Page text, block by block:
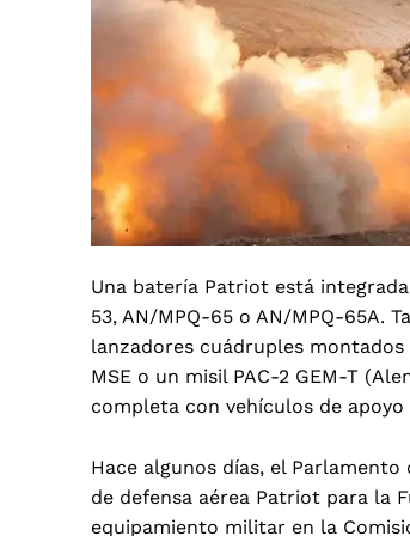
Una batería Patriot está
53, AN/MPQ-65 o AN/MPQ-65A.
lanzadores cuádruples
MSE o un misil PAC-2 GEM-T
completa con vehículos de
Hace algunos días, el
de defensa aérea Patriot para la
equipamiento militar en la